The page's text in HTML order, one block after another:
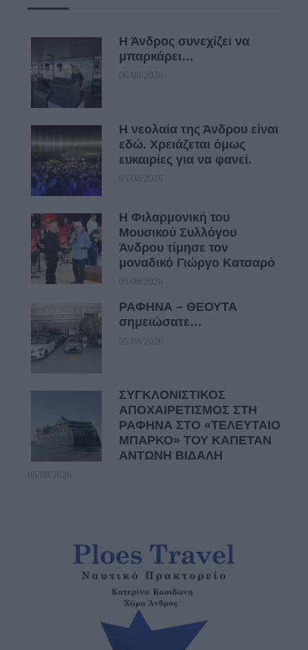
Η Άνδρος συνεχίζει να
μπαρκάρει…
06/08/2026
Η νεολαία της Άνδρου είναι
εδώ. Χρειάζεται όμως
ευκαιρίες για να φανεί.
05/08/2026
Η Φιλαρμονική του
Μουσικού Συλλόγου
Άνδρου τίμησε τον
μοναδικό Γιώργο Κατσαρό
05/08/2026
ΡΑΦΗΝΑ – ΘΕΟΥΤΑ
σημειώσατε…
05/08/2026
ΣΥΓΚΛΟΝΙΣΤΙΚΟΣ
ΑΠΟΧΑΙΡΕΤΙΣΜΟΣ ΣΤΗ
ΡΑΦΗΝΑ ΣΤΟ «ΤΕΛΕΥΤΑΙΟ
ΜΠΑΡΚΟ» ΤΟΥ ΚΑΠΕΤΑΝ
ΑΝΤΩΝΗ ΒΙΔΑΛΗ
05/08/2026